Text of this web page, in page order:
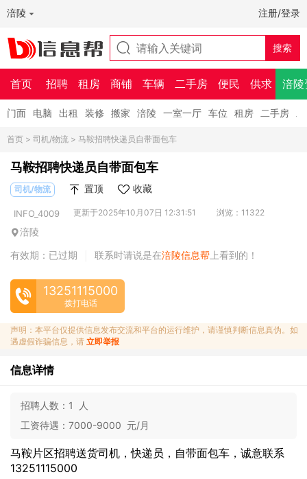
涪陵 注册/登录
首页 招聘 租房 商铺 车辆 二手房 便民 供求 涪陵
门面 电脑 出租 装修 搬家 涪陵 一室一厅 车位 租房 二手房
首页 > 司机/物流 > 马鞍招聘快递员自带面包车
马鞍招聘快递员自带面包车
司机/物流 置顶 收藏
INFO_4009 更新于2025年10月07日 12:31:51 浏览：11322
涪陵
有效期：已过期
联系时请说是在涪陵信息帮 上看到的！
13251115000
拨打电话
声明：本平台仅提供信息发布交流和平台的运行维护，请谨慎判断信息真伪。如
遇虚假诈骗信息，请 立即举报
信息详情
招聘人数： 1 人
工资待遇： 7000-9000 元/月
马鞍片区招聘送货司机，快递员，自带面包车，诚意联系
13251115000